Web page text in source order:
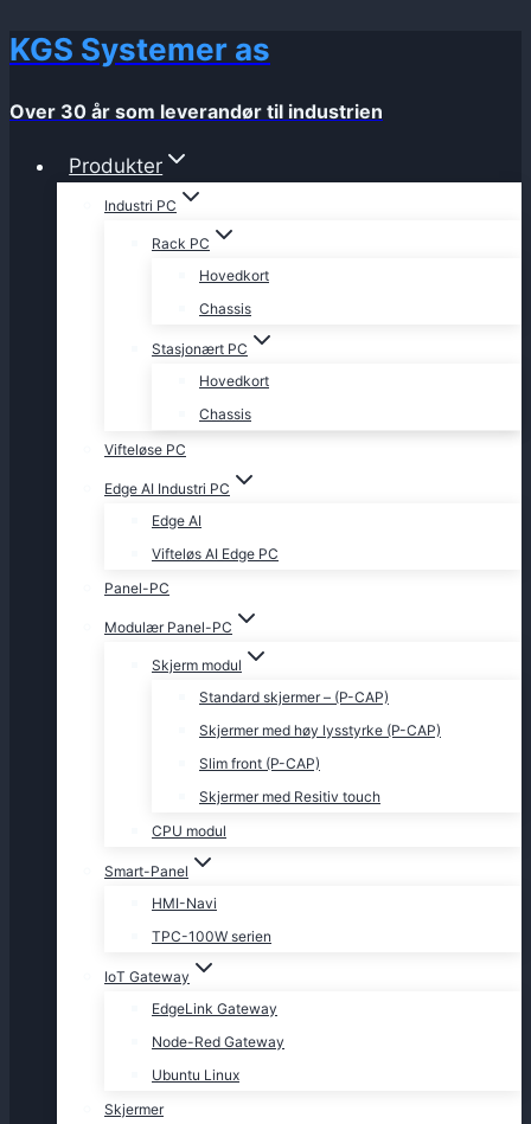
Skip
content
KGS Systemer as
Over 30 år som leverandør til industrien
Produkter
Industri PC
Rack PC
Hovedkort
Chassis
Stasjonært PC
Hovedkort
Chassis
Vifteløse PC
Edge AI Industri PC
Edge AI
Vifteløs AI Edge PC
Panel-PC
Modulær Panel-PC
Skjerm modul
Standard skjermer – (P-CAP)
Skjermer med høy lysstyrke (P-CAP)
Slim front (P-CAP)
Skjermer med Resitiv touch
CPU modul
Smart-Panel
HMI-Navi
TPC-100W serien
IoT Gateway
EdgeLink Gateway
Node-Red Gateway
Ubuntu Linux
Skjermer